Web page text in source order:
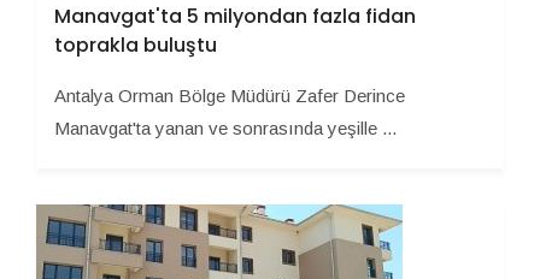
Manavgat'ta 5 milyondan fazla fidan
toprakla buluştu
Antalya Orman Bölge Müdürü Zafer Derince
Manavgat'ta yanan ve sonrasında yeşille ...